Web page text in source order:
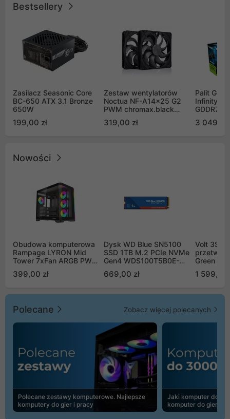
Bestsellery
Zasilacz Seasonic Core
BC-650 ATX 3.1 Bronze
650W
199,00 zł
Zestaw wentylatorów
Noctua NF-A14x25 G2
PWM chromax.black
Push Pull (2szt)
319,00 zł
Palit
Infinity 3
GDDR7
GB2050S)
3 049,00
Nowości
Obudowa komputerowa
Rampage LYRON Mid
Tower 7xFan ARGB PWM
399,00 zł
Dysk WD Blue SN5100
SSD 1TB M.2 PCIe NVMe
Gen4 WDS100T5B0E-
669,00 zł
Volt
Green
1 599,00
Polecane Zobacz więcej polecanych
Polecane zestawy komputerowe. Najlepsze
komputery do gier i pracy
Jaki komputer do
komputer do gier |